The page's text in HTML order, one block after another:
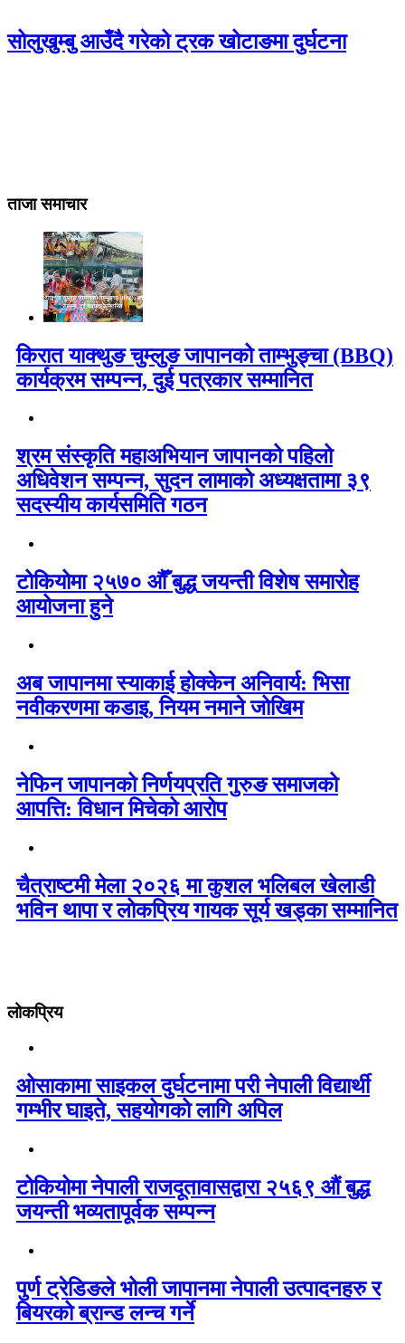
सोलुखुम्बु आउँदै गरेको ट्रक खोटाङमा दुर्घटना
ताजा समाचार
किरात याक्थुङ चुम्लुङ जापानको ताम्भुङ्चा (BBQ)
कार्यक्रम सम्पन्न, दुई पत्रकार सम्मानित
श्रम संस्कृति महाअभियान जापानको पहिलो
अधिवेशन सम्पन्न, सुदन लामाको अध्यक्षतामा ३९
सदस्यीय कार्यसमिति गठन
टोकियोमा २५७० औँ बुद्ध जयन्ती विशेष समारोह
आयोजना हुने
अब जापानमा स्याकाई होक्केन अनिवार्य: भिसा
नवीकरणमा कडाइ, नियम नमाने जोखिम
नेफिन जापानको निर्णयप्रति गुरुङ समाजको
आपत्ति: विधान मिचेको आरोप
चैत्राष्टमी मेला २०२६ मा कुशल भलिबल खेलाडी
भविन थापा र लोकप्रिय गायक सूर्य खड्का सम्मानित
लोकप्रिय
ओसाकामा साइकल दुर्घटनामा परी नेपाली विद्यार्थी
गम्भीर घाइते, सहयोगको लागि अपिल
टोकियोमा नेपाली राजदूतावासद्वारा २५६९ औं बुद्ध
जयन्ती भव्यतापूर्वक सम्पन्न
पुर्ण ट्रेडिङले भोली जापानमा नेपाली उत्पादनहरु र
बियरको ब्रान्ड लन्च गर्ने